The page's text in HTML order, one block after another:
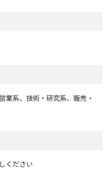
業系、技術・研究系、販売・
ください